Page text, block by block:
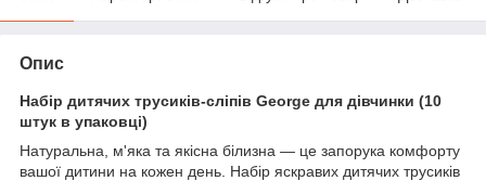
Опис
Набір дитячих трусиків-сліпів George для дівчинки (10
штук в упаковці)
Натуральна, м'яка та якісна білизна — це запорука комфорту
вашої дитини на кожен день. Набір яскравих дитячих трусиків